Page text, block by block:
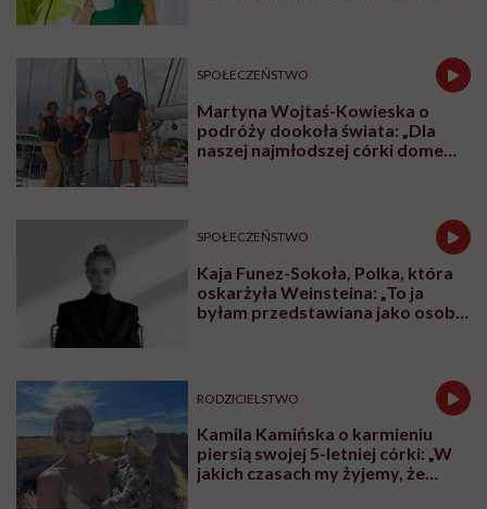
SPOŁECZEŃSTWO
Martyna Wojtaś-Kowieska o
podróży dookoła świata: „Dla
naszej najmłodszej córki domem
SPOŁECZEŃSTWO
Kaja Funez-Sokoła, Polka, która
oskarżyła Weinsteina: „To ja
byłam przedstawiana jako osoba,
RODZICIELSTWO
Kamila Kamińska o karmieniu
piersią swojej 5-letniej córki: „W
jakich czasach my żyjemy, że